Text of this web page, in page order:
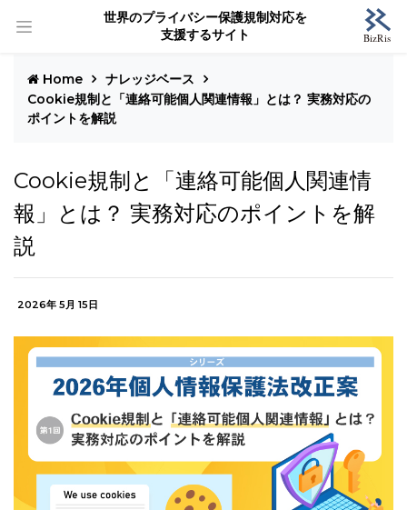
世界のプライバシー保護規制対応を
支援するサイト
Home
ナレッジベース
Cookie規制と「連絡可能個人関連情報」とは？ 実務対応の
ポイントを解説
Cookie規制と「連絡可能個人関連情
報」とは？ 実務対応のポイントを解
説
2026年 5月 15日